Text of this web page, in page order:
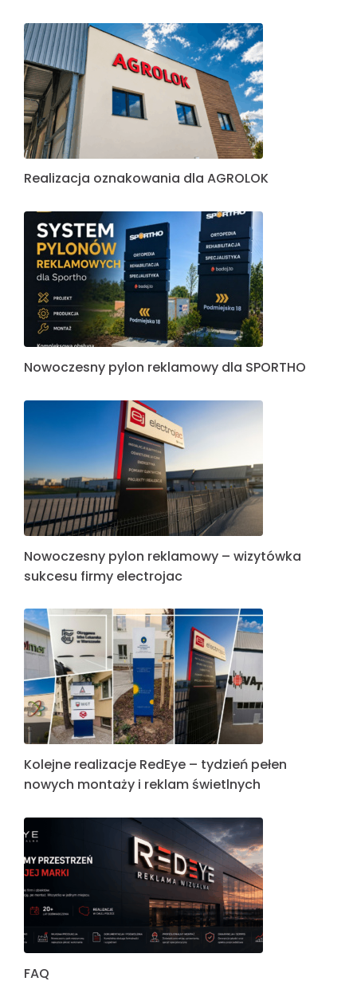
Realizacja oznakowania dla AGROLOK
Nowoczesny pylon reklamowy dla SPORTHO
Nowoczesny pylon reklamowy – wizytówka
sukcesu firmy electrojac
Kolejne realizacje RedEye – tydzień pełen
nowych montaży i reklam świetlnych
FAQ